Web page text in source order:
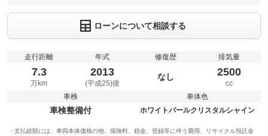
ローンについて相談する
走行距離
7.3
万km
年式
2013
(平成25)後
修復歴
なし
排気量
2500
cc
車検
車検整備付
車体色
ホワイトパールクリスタルシャイン
支払総額には、車両本体価格の他、保険料、税金、登録等に伴う費用、リサイクル預託金